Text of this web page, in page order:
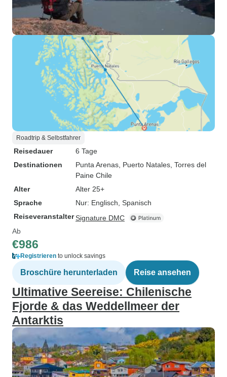
Roadtrip & Selbstfahrer
Reisedauer
6 Tage
Destinationen
Punta Arenas , Puerto Natales , Torres del
Paine Chile
Alter
Alter 25+
Sprache
Nur: Englisch, Spanisch
ReiseveranstalterSignature DMC
Ab
€986
Registrieren to unlock savings
Broschüre herunterladen Reise ansehen
Ultimative Seereise: Chilenische
Fjorde & das Weddellmeer der
Antarktis